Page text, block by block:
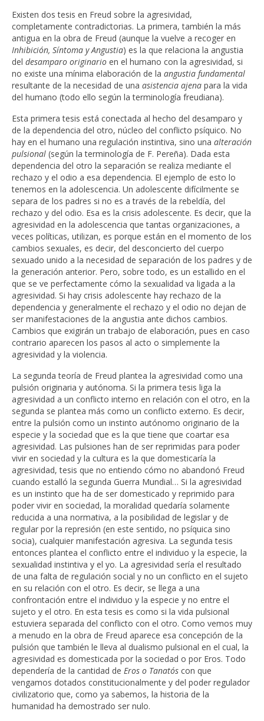
Existen dos tesis en Freud sobre la agresividad,
completamente contradictorias. La primera, también la más
antigua en la obra de Freud (aunque la vuelve a recoger en
Inhibición, Síntoma y Angustia) es la que relaciona la angustia
del desamparo originario en el humano con la agresividad, si
no existe una mínima elaboración de la angustia fundamental
resultante de la necesidad de una asistencia ajena para la vida
del humano (todo ello según la terminología freudiana).
Esta primera tesis está conectada al hecho del desamparo y
de la dependencia del otro, núcleo del conflicto psíquico. No
hay en el humano una regulación instintiva, sino una alteración
pulsional (según la terminología de F. Pereña). Dada esta
dependencia del otro la separación se realiza mediante el
rechazo y el odio a esa dependencia. El ejemplo de esto lo
tenemos en la adolescencia. Un adolescente difícilmente se
separa de los padres si no es a través de la rebeldía, del
rechazo y del odio. Esa es la crisis adolescente. Es decir, que la
agresividad en la adolescencia que tantas organizaciones, a
veces políticas, utilizan, es porque están en el momento de los
cambios sexuales, es decir, del desconcierto del cuerpo
sexuado unido a la necesidad de separación de los padres y de
la generación anterior. Pero, sobre todo, es un estallido en el
que se ve perfectamente cómo la sexualidad va ligada a la
agresividad. Si hay crisis adolescente hay rechazo de la
dependencia y generalmente el rechazo y el odio no dejan de
ser manifestaciones de la angustia ante dichos cambios.
Cambios que exigirán un trabajo de elaboración, pues en caso
contrario aparecen los pasos al acto o simplemente la
agresividad y la violencia.
La segunda teoría de Freud plantea la agresividad como una
pulsión originaria y autónoma. Si la primera tesis liga la
agresividad a un conflicto interno en relación con el otro, en la
segunda se plantea más como un conflicto externo. Es decir,
entre la pulsión como un instinto autónomo originario de la
especie y la sociedad que es la que tiene que coartar esa
agresividad. Las pulsiones han de ser reprimidas para poder
vivir en sociedad y la cultura es la que domesticaría la
agresividad, tesis que no entiendo cómo no abandonó Freud
cuando estalló la segunda Guerra Mundial… Si la agresividad
es un instinto que ha de ser domesticado y reprimido para
poder vivir en sociedad, la moralidad quedaría solamente
reducida a una normativa, a la posibilidad de legislar y de
regular por la represión (en este sentido, no psíquica sino
socia), cualquier manifestación agresiva. La segunda tesis
entonces plantea el conflicto entre el individuo y la especie, la
sexualidad instintiva y el yo. La agresividad sería el resultado
de una falta de regulación social y no un conflicto en el sujeto
en su relación con el otro. Es decir, se llega a una
confrontación entre el individuo y la especie y no entre el
sujeto y el otro. En esta tesis es como si la vida pulsional
estuviera separada del conflicto con el otro. Como vemos muy
a menudo en la obra de Freud aparece esa concepción de la
pulsión que también le lleva al dualismo pulsional en el cual, la
agresividad es domesticada por la sociedad o por Eros. Todo
dependería de la cantidad de Eros o Tanatós con que
vengamos dotados constitucionalmente y del poder regulador
civilizatorio que, como ya sabemos, la historia de la
humanidad ha demostrado ser nulo.